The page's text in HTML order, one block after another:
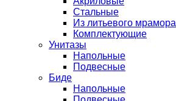
Стальные
Из литьевого мрамора
Комплектующие
Унитазы
Напольные
Подвесные
Биде
Напольные